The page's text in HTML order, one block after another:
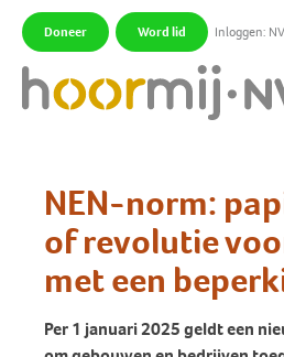
Doneer Word lid Inloggen:
NEN-norm:
of revolutie
met een
Per 1 januari 2025 geldt een